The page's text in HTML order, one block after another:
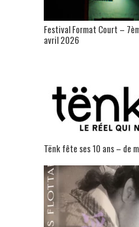
Festival Format Court –
avril 2026
Tënk fête ses 10 ans – de